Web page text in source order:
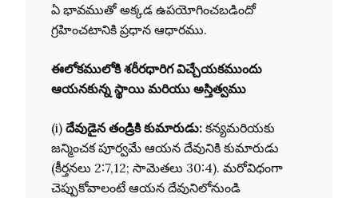
ఏ భావముతో అక్కడ ఉపయోగించబడిందో
గ్రహించటానికి ప్రధాన ఆధారము.
ఈలోకములోకి శరీరధారిగ విచ్చేయకముందు
ఆయనకున్న స్థాయి మరియు అస్తిత్వము
(i) దేవుడైన తండ్రికి కుమారుడు: కన్యమరియకు
జన్మించక పూర్వమే ఆయన దేవునికి కుమారుడు
(కీర్తనలు 2:7,12; సామెతలు 30:4). మరోవిధంగా
చెప్పుకోవాలంటే ఆయన దేవునిలోనుండి